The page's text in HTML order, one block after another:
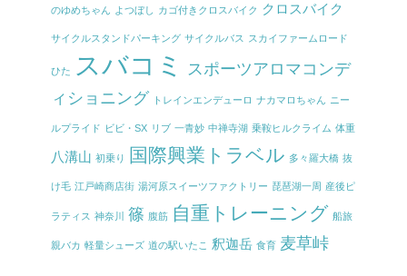
のゆめちゃん よつぼし カゴ付きクロスバイク クロスバイク
サイクルスタンドパーキング サイクルバス スカイファームロード
ひた スバコミ
スポーツアロマコンデ
ィショニング
トレインエンデューロ ナカマロちゃん ニー
ルプライド ビビ・SX リブ 一青妙 中禅寺湖 乗鞍ヒルクライム 体重
八溝山 初乗り 国際興業トラベル 多々羅大橋 抜
け毛 江戸崎商店街 湯河原スイーツファクトリー 琵琶湖一周 産後ピ
ラティス 神奈川 篠 腹筋 自重トレーニング 船旅
親バカ 軽量シューズ 道の駅いたこ 釈迦岳 食育 麦草峠